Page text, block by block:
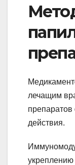
лечащим
препаратов
действия.